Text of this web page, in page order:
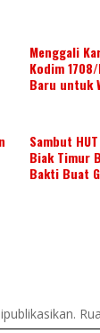
Menggali
Kodim
Baru untuk
Sambut
Biak Timur
Bakti Buat